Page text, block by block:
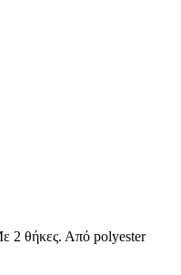
2 θήκες. Από polyester